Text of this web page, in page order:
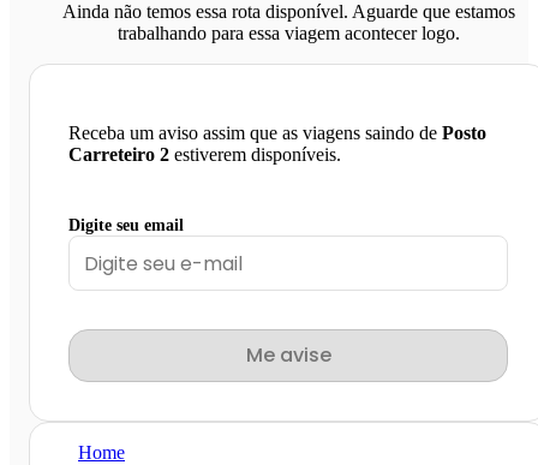
Ainda não temos essa rota disponível. Aguarde que estamos
trabalhando para essa viagem acontecer logo.
Receba um aviso assim que as viagens saindo de Posto
Carreteiro 2 estiverem disponíveis.
Digite seu email
Me avise
Home